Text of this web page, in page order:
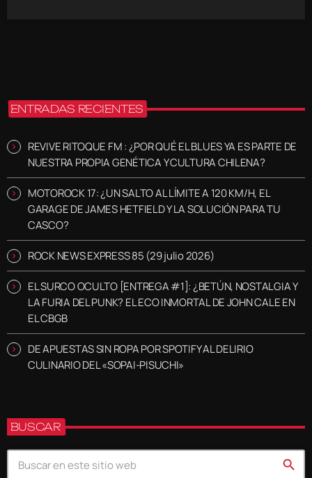
ENTRADAS RECIENTES
REVIVE RITOQUE FM : ¿POR QUÉ EL BLUES YA ES PARTE DE
NUESTRA PROPIA GENÉTICA Y CULTURA CHILENA?
MOTOROCK 17: ¿UN SALTO AL LÍMITE A 120 KM/H, EL
GARAGE DE JAMES HETFIELD Y LA SOLUCIÓN PARA TU
CASCO?
ROCK NEWS EXPRESS 85 (29 julio 2026)
EL SURCO OCULTO [ENTREGA #1]: ¿BETÚN, NOSTALGIA Y
LA FURIA DEL PUNK? EL ECO INMORTAL DE JOHN CALE EN
EL CBGB
DE APUESTAS SIN ROPA POR SPOTIFY AL DELIRIO
CULINARIO DEL «SOPAI-PISUCHI»
BUSCAR
search